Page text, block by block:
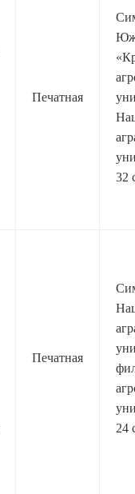
Печатная
32
Печатная
24